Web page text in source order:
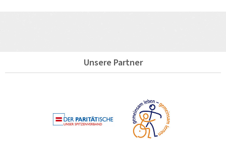
Unsere Partner